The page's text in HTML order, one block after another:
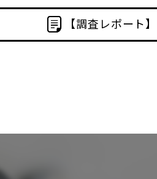
【調査レポート】